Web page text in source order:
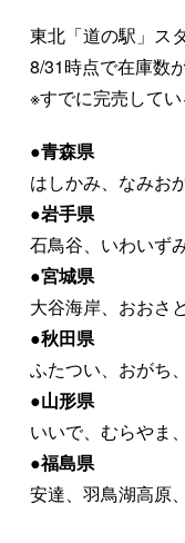
東北「道の駅」ス
8/31時点で在庫数
※すでに完売して
●青森県
はしかみ、なみお
●岩手県
石鳥谷、いわいず
●宮城県
大谷海岸、おおさ
●秋田県
ふたつい、おがち
●山形県
いいで、むらやま
●福島県
安達、羽鳥湖高原